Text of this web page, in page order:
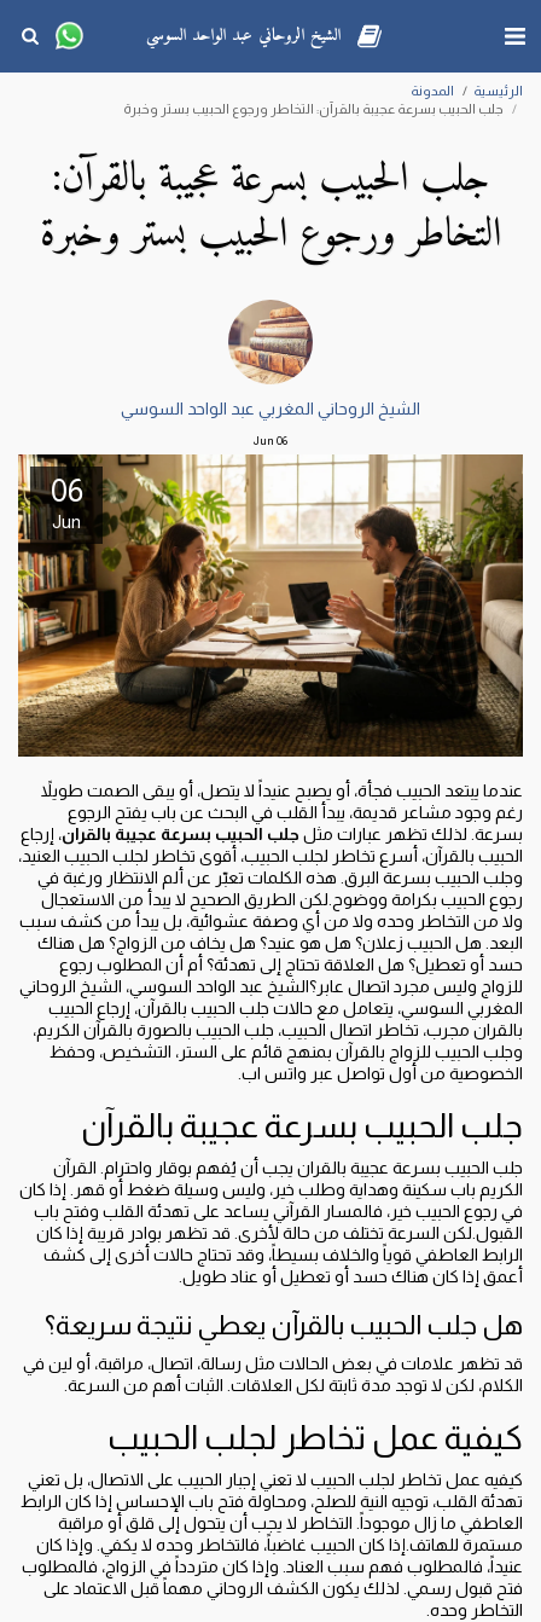
الشيخ الروحاني عبد الواحد السوسي
الرئيسية
المدونة
جلب الحبيب بسرعة عجيبة بالقرآن: التخاطر ورجوع الحبيب بستر وخبرة
جلب الحبيب بسرعة عجيبة بالقرآن:
التخاطر ورجوع الحبيب بستر وخبرة
الشيخ الروحاني المغربي عبد الواحد السوسي
06
Jun
06
Jun
عندما يبتعد الحبيب فجأة، أو يصبح عنيداً لا يتصل، أو يبقى الصمت طويلاً
رغم وجود مشاعر قديمة، يبدأ القلب في البحث عن باب يفتح الرجوع
بسرعة. لذلك تظهر عبارات مثل جلب الحبيب بسرعة عجيبة بالقران، إرجاع
الحبيب بالقرآن، أسرع تخاطر لجلب الحبيب، أقوى تخاطر لجلب الحبيب العنيد،
وجلب الحبيب بسرعة البرق. هذه الكلمات تعبّر عن ألم الانتظار ورغبة في
رجوع الحبيب بكرامة ووضوح.لكن الطريق الصحيح لا يبدأ من الاستعجال
ولا من التخاطر وحده ولا من أي وصفة عشوائية، بل يبدأ من كشف سبب
البعد. هل الحبيب زعلان؟ هل هو عنيد؟ هل يخاف من الزواج؟ هل هناك
حسد أو تعطيل؟ هل العلاقة تحتاج إلى تهدئة؟ أم أن المطلوب رجوع
للزواج وليس مجرد اتصال عابر؟الشيخ عبد الواحد السوسي، الشيخ الروحاني
المغربي السوسي، يتعامل مع حالات جلب الحبيب بالقرآن، إرجاع الحبيب
بالقران مجرب، تخاطر اتصال الحبيب، جلب الحبيب بالصورة بالقرآن الكريم،
وجلب الحبيب للزواج بالقرآن بمنهج قائم على الستر، التشخيص، وحفظ
الخصوصية من أول تواصل عبر واتس اب.
جلب الحبيب بسرعة عجيبة بالقرآن
جلب الحبيب بسرعة عجيبة بالقران يجب أن يُفهم بوقار واحترام. القرآن
الكريم باب سكينة وهداية وطلب خير، وليس وسيلة ضغط أو قهر. إذا كان
في رجوع الحبيب خير، فالمسار القرآني يساعد على تهدئة القلب وفتح باب
القبول.لكن السرعة تختلف من حالة لأخرى. قد تظهر بوادر قريبة إذا كان
الرابط العاطفي قوياً والخلاف بسيطاً، وقد تحتاج حالات أخرى إلى كشف
أعمق إذا كان هناك حسد أو تعطيل أو عناد طويل.
هل جلب الحبيب بالقرآن يعطي نتيجة سريعة؟
قد تظهر علامات في بعض الحالات مثل رسالة، اتصال، مراقبة، أو لين في
الكلام، لكن لا توجد مدة ثابتة لكل العلاقات. الثبات أهم من السرعة.
كيفية عمل تخاطر لجلب الحبيب
كيفيه عمل تخاطر لجلب الحبيب لا تعني إجبار الحبيب على الاتصال، بل تعني
تهدئة القلب، توجيه النية للصلح، ومحاولة فتح باب الإحساس إذا كان الرابط
العاطفي ما زال موجوداً. التخاطر لا يجب أن يتحول إلى قلق أو مراقبة
مستمرة للهاتف.إذا كان الحبيب غاضباً، فالتخاطر وحده لا يكفي. وإذا كان
عنيداً، فالمطلوب فهم سبب العناد. وإذا كان متردداً في الزواج، فالمطلوب
فتح قبول رسمي. لذلك يكون الكشف الروحاني مهماً قبل الاعتماد على
التخاطر وحده.